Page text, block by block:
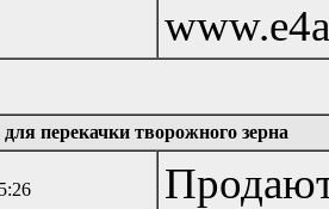
перекачки творожного зерна